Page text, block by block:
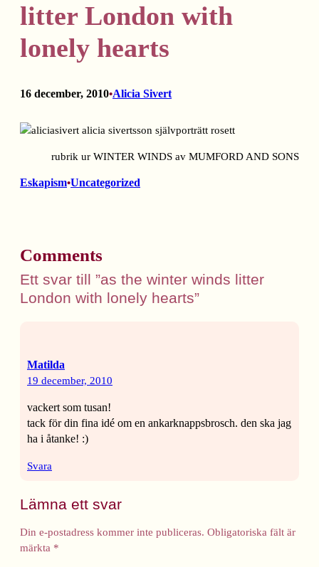
litter London with
lonely hearts
16 december, 2010•Alicia Sivert
rubrik ur WINTER WINDS av MUMFORD AND SONS
Eskapism•Uncategorized
Comments
Ett svar till ”as the winter winds litter
London with lonely hearts”
Matilda
19 december, 2010
vackert som tusan!
tack för din fina idé om en ankarknappsbrosch. den ska jag
ha i åtanke! :)
Svara
Lämna ett svar
Din e-postadress kommer inte publiceras. Obligatoriska fält är
märkta *